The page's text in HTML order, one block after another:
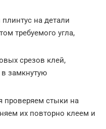
на детали
требуемого угла,
срезов клей,
замкнутую
проверяем стыки на
их повторно клеем и